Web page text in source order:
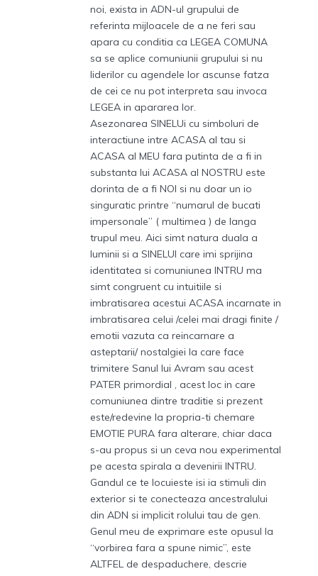
noi, exista in ADN-ul grupului de
referinta mijloacele de a ne feri sau
apara cu conditia ca LEGEA COMUNA
sa se aplice comuniunii grupului si nu
liderilor cu agendele lor ascunse fatza
de cei ce nu pot interpreta sau invoca
LEGEA in apararea lor.
Asezonarea SINELUi cu simboluri de
interactiune intre ACASA al tau si
ACASA al MEU fara putinta de a fi in
substanta lui ACASA al NOSTRU este
dorinta de a fi NOI si nu doar un io
singuratic printre “numarul de bucati
impersonale” ( multimea ) de langa
trupul meu. Aici simt natura duala a
luminii si a SINELUI care imi sprijina
identitatea si comuniunea INTRU ma
simt congruent cu intuitiile si
imbratisarea acestui ACASA incarnate in
imbratisarea celui /celei mai dragi finite /
emotii vazuta ca reincarnare a
asteptarii/ nostalgiei la care face
trimitere Sanul lui Avram sau acest
PATER primordial , acest loc in care
comuniunea dintre traditie si prezent
este/redevine la propria-ti chemare
EMOTIE PURA fara alterare, chiar daca
s-au propus si un ceva nou experimental
pe acesta spirala a devenirii INTRU.
Gandul ce te locuieste isi ia stimuli din
exterior si te conecteaza ancestralului
din ADN si implicit rolului tau de gen.
Genul meu de exprimare este opusul la
“vorbirea fara a spune nimic”, este
ALTFEL de despaduchere, descrie